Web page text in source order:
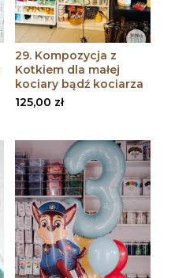
29. Kompozycja z
Kotkiem dla małej
kociary bądź kociarza
125,00 zł